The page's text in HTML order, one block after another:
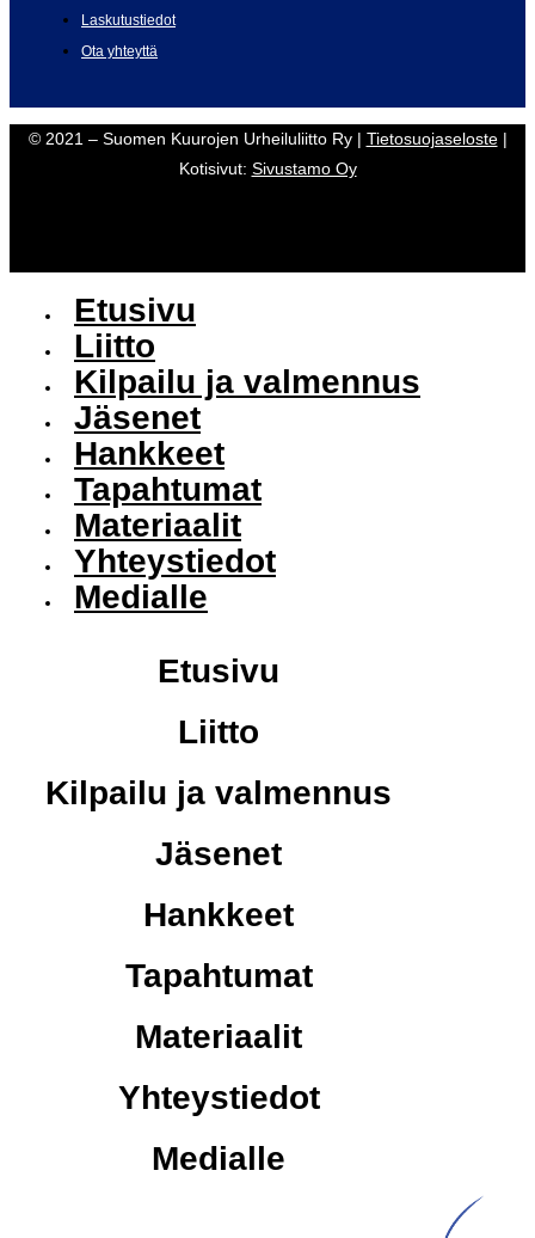
Laskutustiedot
Ota yhteyttä
© 2021 – Suomen Kuurojen Urheiluliitto Ry | Tietosuojaseloste|
Kotisivut: Sivustamo Oy
Etusivu
Liitto
Kilpailu ja valmennus
Jäsenet
Hankkeet
Tapahtumat
Materiaalit
Yhteystiedot
Medialle
Etusivu
Liitto
Kilpailu ja valmennus
Jäsenet
Hankkeet
Tapahtumat
Materiaalit
Yhteystiedot
Medialle